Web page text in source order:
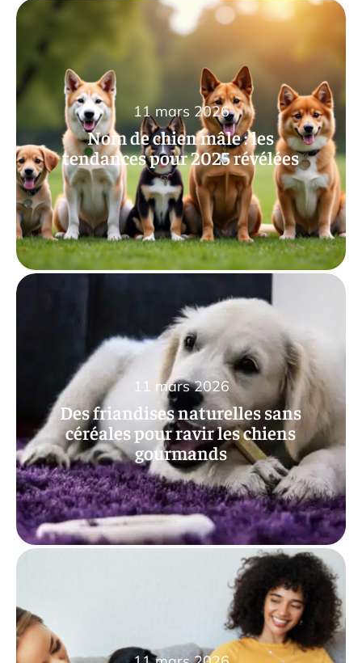
Nom de chien mâle : les
tendances pour 2025 révélées
11 mars 2026
Des friandises naturelles sans
céréales pour ravir les chiens
gourmands
11 mars 2026